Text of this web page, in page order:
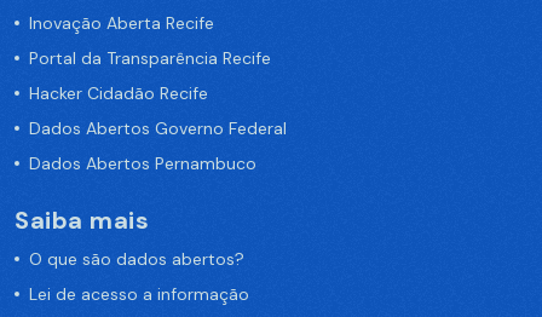
Inovação Aberta Recife
Portal da Transparência Recife
Hacker Cidadão Recife
Dados Abertos Governo Federal
Dados Abertos Pernambuco
Saiba mais
O que são dados abertos?
Lei de acesso a informação